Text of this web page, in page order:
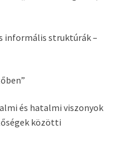
informális struktúrák –
és hatalmi viszonyok
közötti